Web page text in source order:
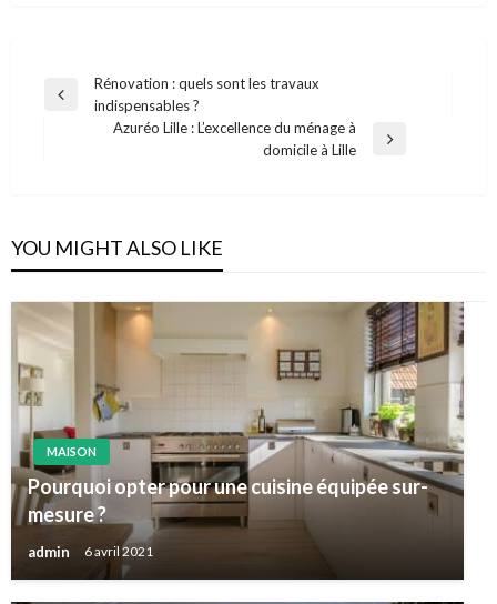
Navigation
Previous
Rénovation : quels sont les travaux
indispensables ?
Azuréo Lille : L’excellence du ménage à
domicile à Lille
YOU MIGHT ALSO LIKE
MAISON
Pourquoi opter pour une cuisine équipée sur-
mesure ?
admin 6 avril 2021